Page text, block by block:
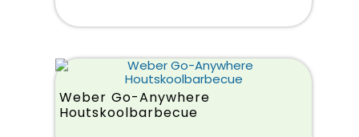
Weber Go-Anywhere
Houtskoolbarbecue